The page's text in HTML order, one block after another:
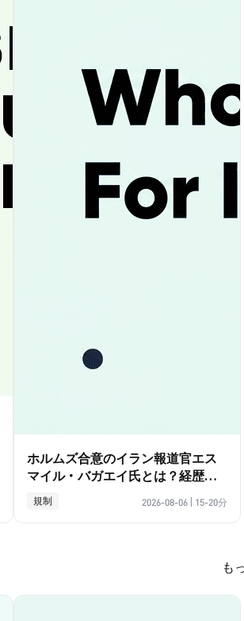
ホルムズ合意のイラン報道官エス
マイル・バガエイ氏とは？経歴ガ
イド
規制 2026-08-06 15-20分
も